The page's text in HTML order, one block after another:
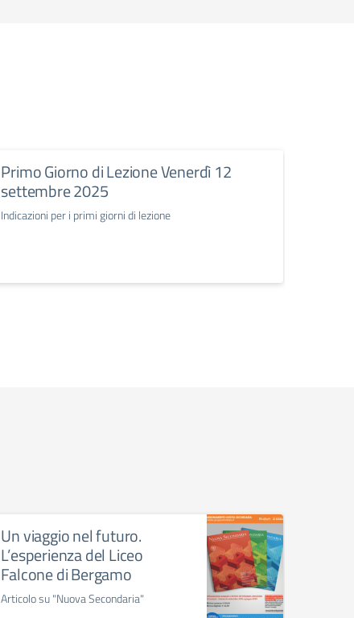
Primo Giorno di Lezione Venerdì 12
settembre 2025
Indicazioni per i primi giorni di lezione
Un viaggio nel futuro.
L’esperienza del Liceo
Falcone di Bergamo
Articolo su "Nuova Secondaria"